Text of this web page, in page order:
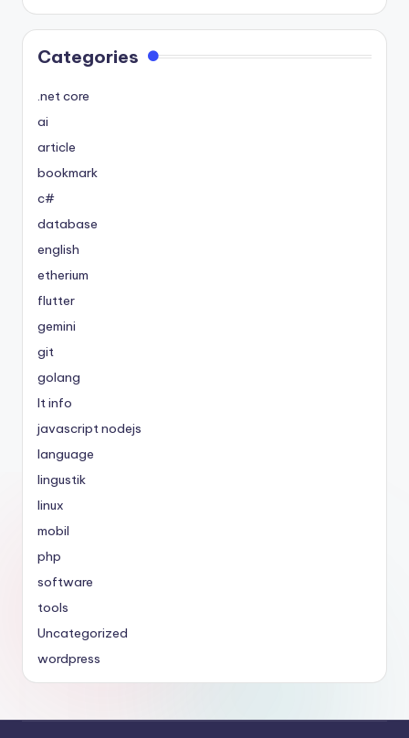
Categories
.net core
ai
article
bookmark
c#
database
english
etherium
flutter
gemini
git
golang
It info
javascript nodejs
language
lingustik
linux
mobil
php
software
tools
Uncategorized
wordpress